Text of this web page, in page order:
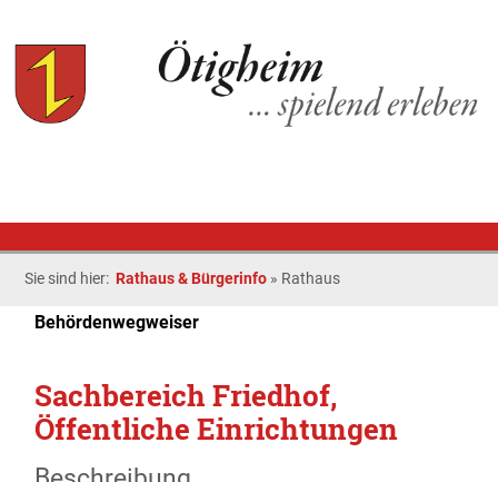
Sie sind hier: Rathaus & Bürgerinfo » Rathaus
Behördenwegweiser
Sachbereich Friedhof,
Öffentliche Einrichtungen